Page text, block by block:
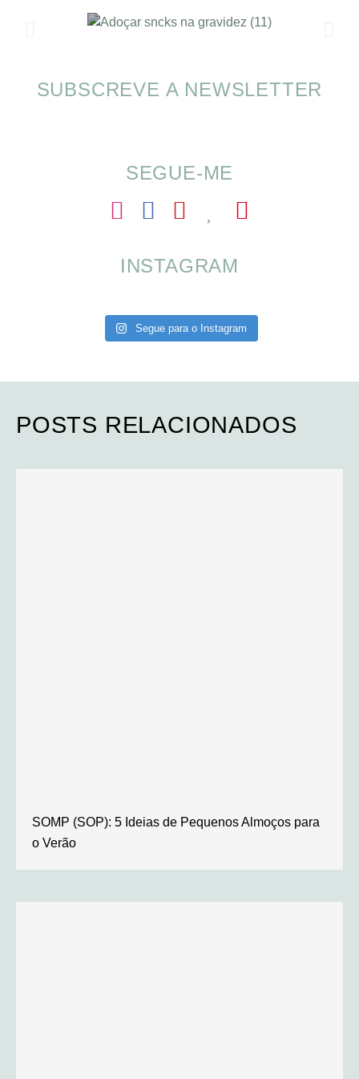
SOMP (SOP): 5 Ideias de Pequenos Almoços
SUBSCREVE A NEWSLETTER
SEGUE-ME
INSTAGRAM
Segue para o Instagram
POSTS RELACIONADOS
SOMP (SOP): 5 Ideias de Pequenos Almoços para
o Verão